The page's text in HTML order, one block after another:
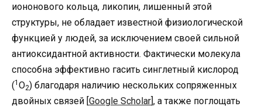
иононового кольца, ликопин, лишенный этой
структуры, не обладает известной физиологической
функцией у людей, за исключением своей сильной
антиоксидантной активности. Фактически молекула
способна эффективно гасить синглетный кислород
(1 O2) благодаря наличию нескольких сопряженных
двойных связей [Google Scholar], а также поглощать